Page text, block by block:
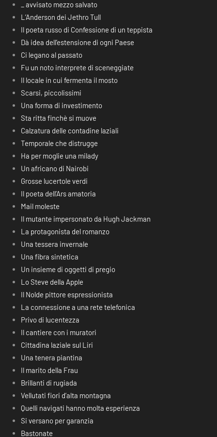
_ avvisato mezzo salvato
L’Anderson dei Jethro Tull
Il poeta russo di Confessione di un teppista
Dà idea dell’estensione di ogni Paese
Ci legano al passato
Fu un noto interprete di sceneggiate
Il locale in cui fermenta il mosto
Scarsi, piccolissimi
Una forma di investimento
Sta ritta finchè si muove
Calzatura delle contadine laziali
Temporale che distrugge
Ha per moglie una milady
Un africano di Nairobi
Grosse lucertole verdi
Il poeta dell’Ars amatoria
Mail moleste
Il mutante impersonato da Hugh Jackman
La protagonista del romanzo
Una tessera invernale
Una fibra sintetica
Un insieme di oggetti di pregio
Lo Steve della Apple
Il Nolde pittore espressionista
La connessione a una rete telefonica
Privo di lucentezza
Il cantiere con i muratori
Cittadina laziale sul Liri
Una tenera piantina
Il marito della Frau
Brillanti di rugiada
Vellutati fiori d’alta montagna
Quelli navigati hanno molta esperienza
Si versano per garanzia
Bastonate